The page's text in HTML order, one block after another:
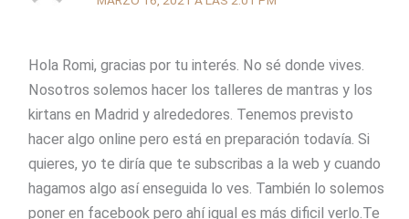
Hola Romi, gracias por tu interés. No sé donde vives.
Nosotros solemos hacer los talleres de mantras y los
kirtans en Madrid y alrededores. Tenemos previsto
hacer algo online pero está en preparación todavía. Si
quieres, yo te diría que te subscribas a la web y cuando
hagamos algo así enseguida lo ves. También lo solemos
poner en facebook pero ahí igual es más dificil verlo.Te